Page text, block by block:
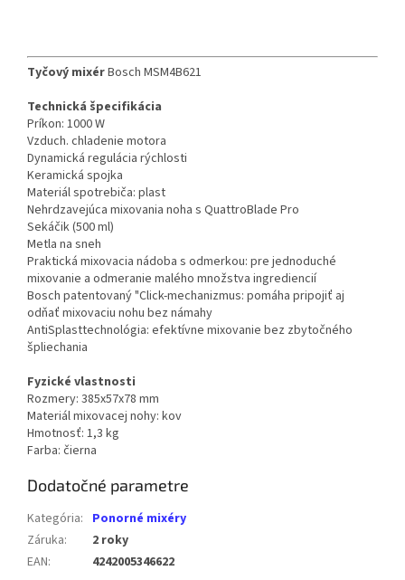
Tyčový mixérBosch MSM4B621
Technická špecifikácia
Príkon: 1000 W
Vzduch. chladenie motora
Dynamická regulácia rýchlosti
Keramická spojka
Materiál spotrebiča: plast
Nehrdzavejúca mixovania noha s QuattroBlade Pro
Sekáčik (500 ml)
Metla na sneh
Praktická mixovacia nádoba s odmerkou: pre jednoduché
mixovanie a odmeranie malého množstva ingrediencií
Bosch patentovaný "Click-mechanizmus: pomáha pripojiť aj
odňať mixovaciu nohu bez námahy
AntiSplasttechnológia: efektívne mixovanie bez zbytočného
špliechania
Fyzické vlastnosti
Rozmery: 385x57x78 mm
Materiál mixovacej nohy: kov
Hmotnosť: 1,3 kg
Farba: čierna
Dodatočné parametre
Kategória: Ponorné mixéry
Záruka:
2 roky
EAN: 4242005346622